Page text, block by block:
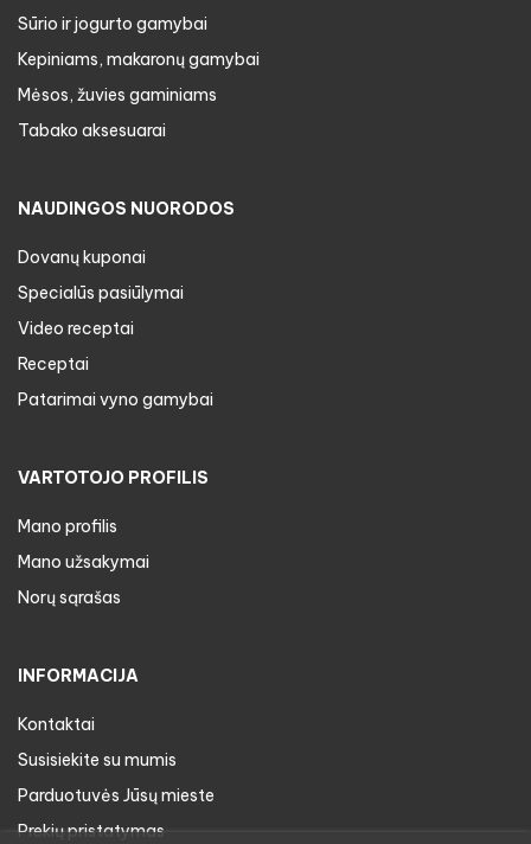
Sūrio ir jogurto gamybai
Kepiniams, makaronų gamybai
Mėsos, žuvies gaminiams
Tabako aksesuarai
NAUDINGOS NUORODOS
Dovanų kuponai
Specialūs pasiūlymai
Video receptai
Receptai
Patarimai vyno gamybai
VARTOTOJO PROFILIS
Mano profilis
Mano užsakymai
Norų sąrašas
INFORMACIJA
Kontaktai
Susisiekite su mumis
Parduotuvės Jūsų mieste
Prekių pristatymas